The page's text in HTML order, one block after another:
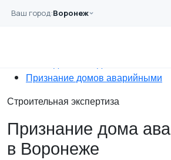
Ваш город:Воронеж
Главная
Признание домов аварийными
Строительная экспертиза
Признание дома
в Воронеже